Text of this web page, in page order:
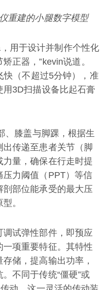
重建的小腿数字模型
用于设计并制作个性化
正器，”kevin说道。
快（不超过5分钟），准
3D扫描设备比起石膏
、膝盖与脚踝，根据生
传递至患者关节（脚
量，确保在行走时提
力阈值（PPT）等信
部位能承受的最大压
。
试弹性部件，即预应
项重要特征。其特性
储，提高输出功率，
不同于传统“僵硬”或